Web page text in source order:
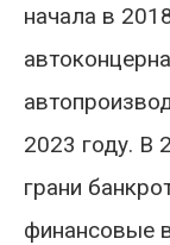
начала в
2023 году. В
грани
финансовые